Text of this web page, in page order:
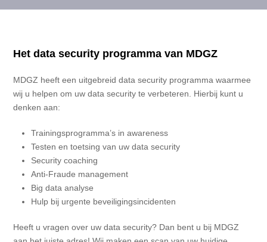
Het data security programma van MDGZ
MDGZ heeft een uitgebreid data security programma waarmee
wij u helpen om uw data security te verbeteren. Hierbij kunt u
denken aan:
Trainingsprogramma’s in awareness
Testen en toetsing van uw data security
Security coaching
Anti-Fraude management
Big data analyse
Hulp bij urgente beveiligingsincidenten
Heeft u vragen over uw data security? Dan bent u bij MDGZ